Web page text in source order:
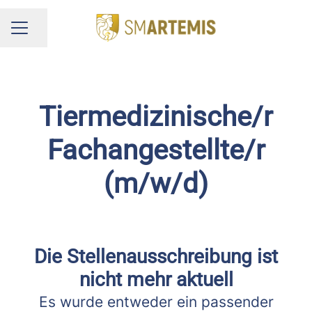
KARRIEREMENÜ
Seite teilen
Tiermedizinische/r
Fachangestellte/r
(m/w/d)
Die Stellenausschreibung ist
nicht mehr aktuell
Es wurde entweder ein passender